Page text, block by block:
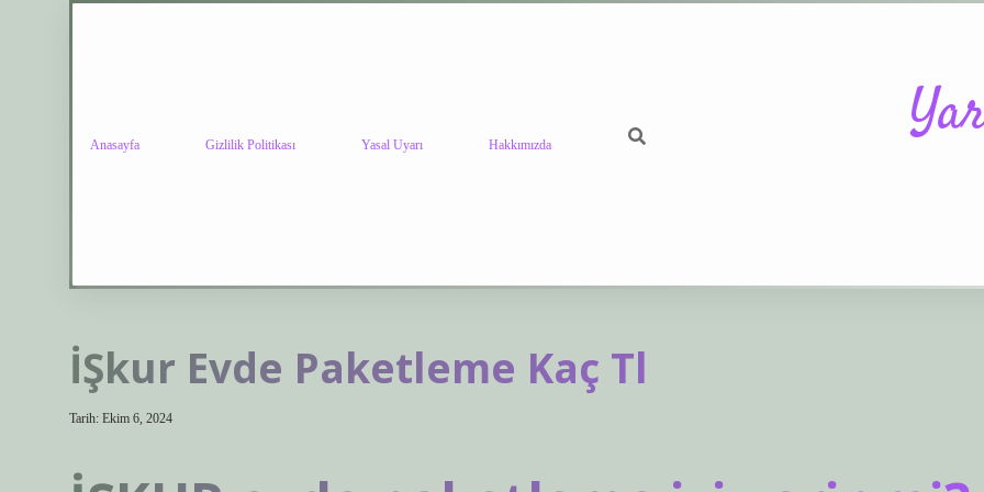
Anasayfa Gizlilik Politikası Yasal Uyarı Hakkımızda
İŞkur Evde Paketleme Kaç Tl
Tarih: Ekim 6, 2024